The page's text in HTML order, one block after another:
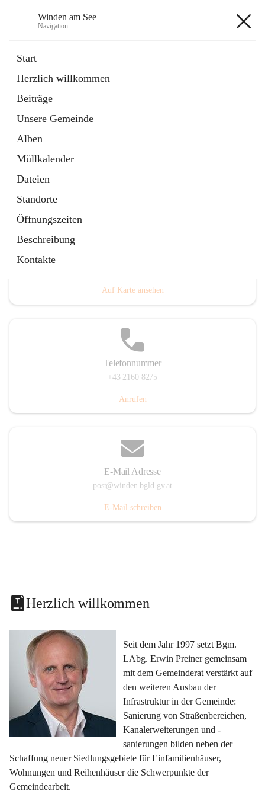
Winden am See
Navigation
Start
Herzlich willkommen
Beiträge
Unsere Gemeinde
Alben
Müllkalender
Dateien
Standorte
Öffnungszeiten
Beschreibung
Kontakte
Externe Webseite
in
Tab
Bebauungsplan
öffnet
in
neuem
Tab
Auf Karte ansehen
Telefonnummer
+43 2160 8275
Anrufen
E-Mail Adresse
post@winden.bgld.gv.at
E-Mail schreiben
Herzlich willkommen
Seit dem Jahr 1997 setzt Bgm.
LAbg. Erwin Preiner gemeinsam
mit dem Gemeinderat verstärkt auf
den weiteren Ausbau der
Infrastruktur in der Gemeinde:
Sanierung von Straßenbereichen,
Kanalerweiterungen und -
sanierungen bilden neben der
Schaffung neuer Siedlungsgebiete für Einfamilienhäuser,
Wohnungen und Reihenhäuser die Schwerpunkte der
Gemeindearbeit.